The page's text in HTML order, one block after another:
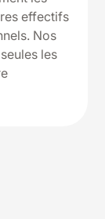
effectifs
Nos
les